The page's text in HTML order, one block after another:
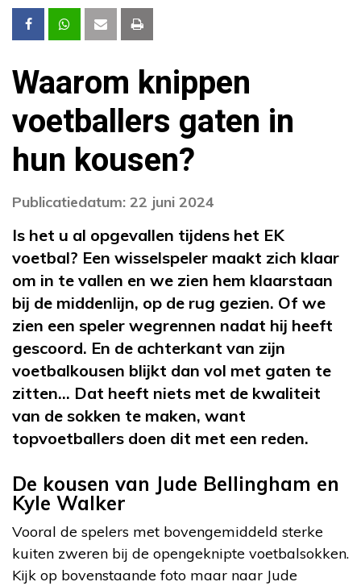
Waarom knippen
voetballers gaten in
hun kousen?
Publicatiedatum: 22 juni 2024
Is het u al opgevallen tijdens het EK
voetbal? Een wisselspeler maakt zich klaar
om in te vallen en we zien hem klaarstaan
bij de middenlijn, op de rug gezien. Of we
zien een speler wegrennen nadat hij heeft
gescoord. En de achterkant van zijn
voetbalkousen blijkt dan vol met gaten te
zitten… Dat heeft niets met de kwaliteit
van de sokken te maken, want
topvoetballers doen dit met een reden.
De kousen van Jude Bellingham en
Kyle Walker
Vooral de spelers met bovengemiddeld sterke
kuiten zweren bij de opengeknipte voetbalsokken.
Kijk op bovenstaande foto maar naar Jude